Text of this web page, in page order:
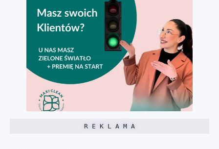
R E K L A M A